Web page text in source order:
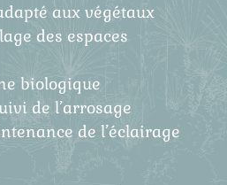
aux végétaux
des espaces
biologique
de l’arrosage
de l’éclairage